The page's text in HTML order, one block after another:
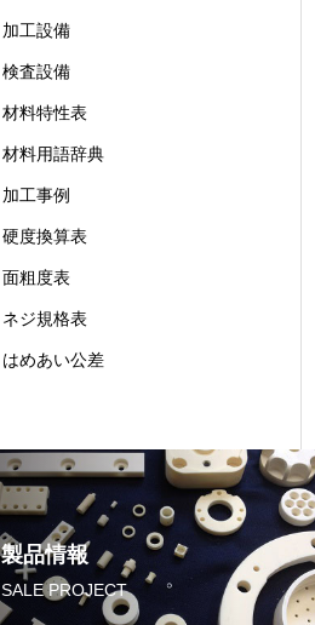
加工設備
検査設備
材料特性表
材料用語辞典
加工事例
硬度換算表
面粗度表
ネジ規格表
はめあい公差
製品情報
SALE PROJECT